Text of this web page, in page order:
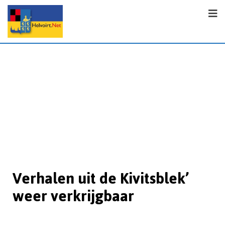
Verhalen uit de Kivitsblek’
weer verkrijgbaar